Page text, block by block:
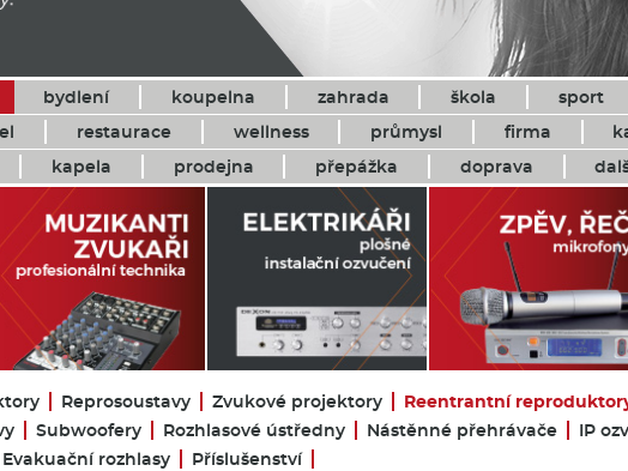
bydlení koupelna zahrada škola sport
restaurace wellness průmysl firma
kapela prodejna přepážka doprava
Reprosoustavy Zvukové projektory Reentrantní
Subwoofery Rozhlasové ústředny Nástěnné přehrávače IP
Evakuační rozhlasy Příslušenství